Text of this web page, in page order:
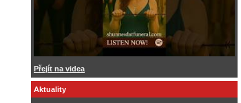
Přejít na videa
Aktuality